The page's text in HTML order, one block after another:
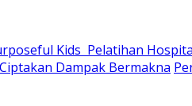
Kids Pelatihan
Dampak Bermakna